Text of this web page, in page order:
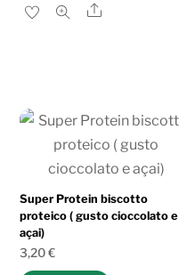
Share
Super Protein biscotto
proteico ( gusto cioccolato e
açai)
3,20€